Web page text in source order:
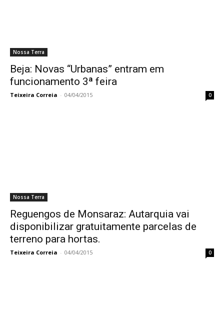
Nossa Terra
Beja: Novas “Urbanas” entram em
funcionamento 3ª feira
Teixeira Correia - 04/04/2015 0
Nossa Terra
Reguengos de Monsaraz: Autarquia vai
disponibilizar gratuitamente parcelas de
terreno para hortas.
Teixeira Correia - 04/04/2015 0